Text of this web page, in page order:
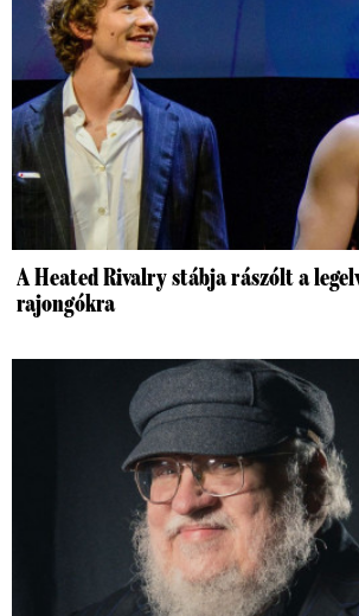
A Heated Rivalry stábja rászólt a
rajongókra